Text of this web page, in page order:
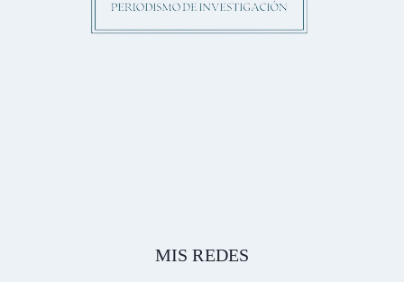
MIS REDES